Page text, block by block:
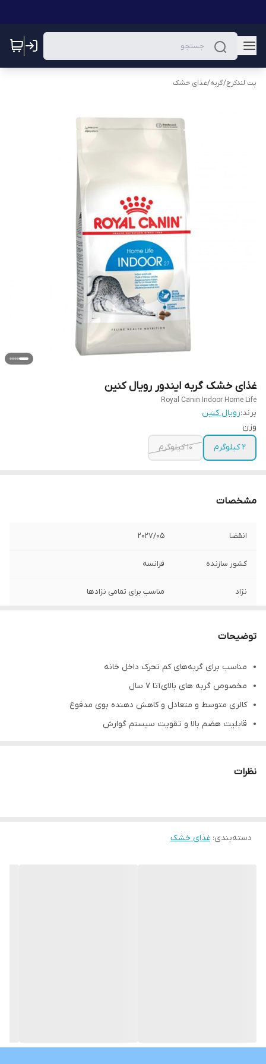
پت لندکرج/گربه/غذای خشک
غذای خشک گربه ایندور رویال کنین
Royal Canin Indoor Home Life
برند:رویال کنین
وزن
2 کیلوگرم
10 کیلوگرم
مشخصات
انقضا 2027/05
کشور سازنده فرانسه
نژاد مناسب برای تمامی نژادها
توضیحات
مناسب برای گربه‌های کم تحرک داخل خانه
مخصوص گربه های بالای 1 تا 7 سال
کالری متوسط و متعادل و کاهش دهنده بوی مدفوع
قابلیت هضم بالا و تقویت سیستم گوارش
پروتئین انتخاب شده با قابلیت هضم بالا و ارزش بیولوژیکی بالا
نظرات
دسته‌بندی: غذای خشک